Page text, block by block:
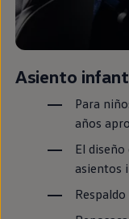
Asiento
Para
años
El
asientos